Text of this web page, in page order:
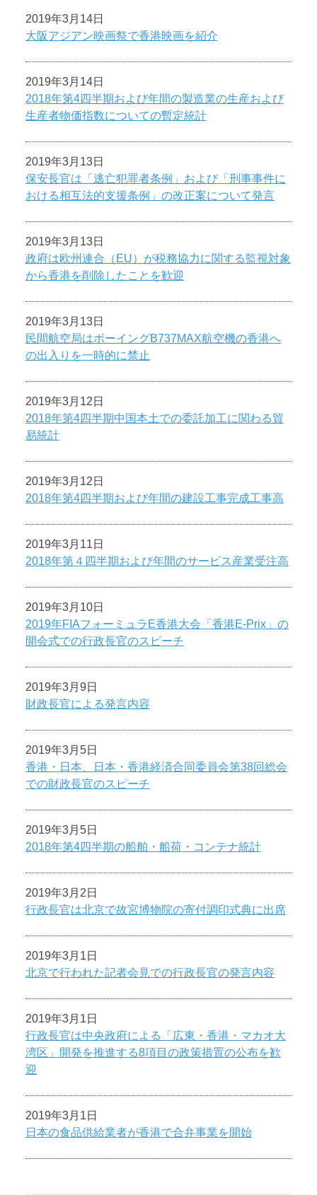
2019年3月14日
大阪アジアン映画祭で香港映画を紹介
2019年3月14日
2018年第4四半期および年間の製造業の生産および
生産者物価指数についての暫定統計
2019年3月13日
保安長官は「逃亡犯罪者条例」および「刑事事件に
おける相互法的支援条例」の改正案について発言
2019年3月13日
政府は欧州連合（EU）が税務協力に関する監視対象
から香港を削除したことを歓迎
2019年3月13日
民間航空局はボーイングB737MAX航空機の香港へ
の出入りを一時的に禁止
2019年3月12日
2018年第4四半期中国本土での委託加工に関わる貿
易統計
2019年3月12日
2018年第4四半期および年間の建設工事完成工事高
2019年3月11日
2018年第４四半期および年間のサービス産業受注高
2019年3月10日
2019年FIAフォーミュラE香港大会「香港E-Prix」の
開会式での行政長官のスピーチ
2019年3月9日
財政長官による発言内容
2019年3月5日
香港・日本、日本・香港経済合同委員会第38回総会
での財政長官のスピーチ
2019年3月5日
2018年第4四半期の船舶・船荷・コンテナ統計
2019年3月2日
行政長官は北京で故宮博物院の寄付調印式典に出席
2019年3月1日
北京で行われた記者会見での行政長官の発言内容
2019年3月1日
行政長官は中央政府による「広東・香港・マカオ大
湾区」開発を推進する8項目の政策措置の公布を歓
迎
2019年3月1日
日本の食品供給業者が香港で合弁事業を開始